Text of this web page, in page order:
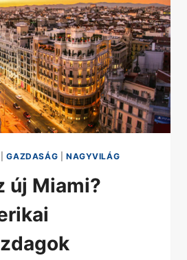
|GAZDASÁG NAGYVILÁG
új Miami?